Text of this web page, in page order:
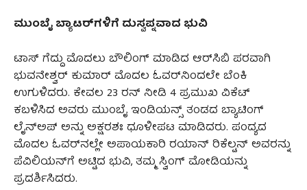
ಮುಂಬೈ ಬ್ಯಾಟರ್‌ಗಳಿಗೆ ದುಸ್ವಪ್ನವಾದ ಭುವಿ
ಟಾಸ್ ಗೆದ್ದು ಮೊದಲು ಬೌಲಿಂಗ್ ಮಾಡಿದ ಆರ್‌ಸಿಬಿ ಪರವಾಗಿ
ಭುವನೇಶ್ವರ್ ಕುಮಾರ್ ಮೊದಲ ಓವರ್‌ನಿಂದಲೇ ಬೆಂಕಿ
ಉಗುಳಿದರು. ಕೇವಲ 23 ರನ್ ನೀಡಿ 4 ಪ್ರಮುಖ ವಿಕೆಟ್
ಕಬಳಿಸಿದ ಅವರು ಮುಂಬೈ ಇಂಡಿಯನ್ಸ್ ತಂಡದ ಬ್ಯಾಟಿಂಗ್
ಲೈನ್‌ಅಪ್ ಅನ್ನು ಅಕ್ಷರಶಃ ಧೂಳೀಪಟ ಮಾಡಿದರು. ಪಂದ್ಯದ
ಮೊದಲ ಓವರ್‌ನಲ್ಲೇ ಅಪಾಯಕಾರಿ ರಯಾನ್ ರಿಕೆಲ್ಟನ್ ಅವರನ್ನು
ಪೆವಿಲಿಯನ್‌ಗೆ ಅಟ್ಟಿದ ಭುವಿ, ತಮ್ಮ ಸ್ವಿಂಗ್ ಮೋಡಿಯನ್ನು
ಪ್ರದರ್ಶಿಸಿದರು.